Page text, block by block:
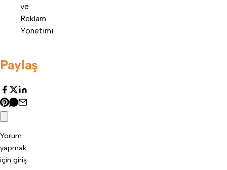
ve
Reklam
Yönetimi
Paylaş
Yorum
yapmak
için giriş